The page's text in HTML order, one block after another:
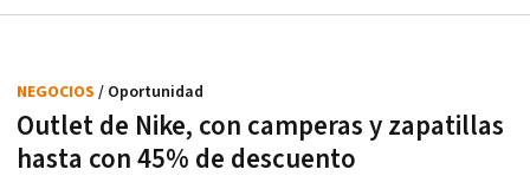
Outlet de Nike, con camperas y zapatillas
hasta con 45% de descuento
NEGOCIOS / Oportunidad